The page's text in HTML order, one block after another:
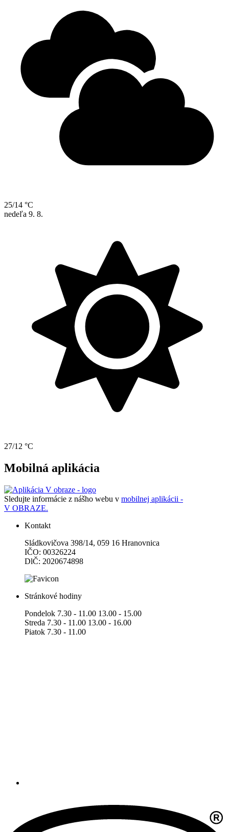
25/14 °C
nedeľa 9. 8.
27/12 °C
Mobilná aplikácia
Sledujte informácie z nášho webu v mobilnej aplikácii -
V OBRAZE.
Kontakt
Sládkovičova 398/14, 059 16 Hranovnica
IČO: 00326224
DlČ: 2020674898
Stránkové hodiny
Pondelok 7.30 - 11.00 13.00 - 15.00
Streda 7.30 - 11.00 13.00 - 16.00
Piatok 7.30 - 11.00